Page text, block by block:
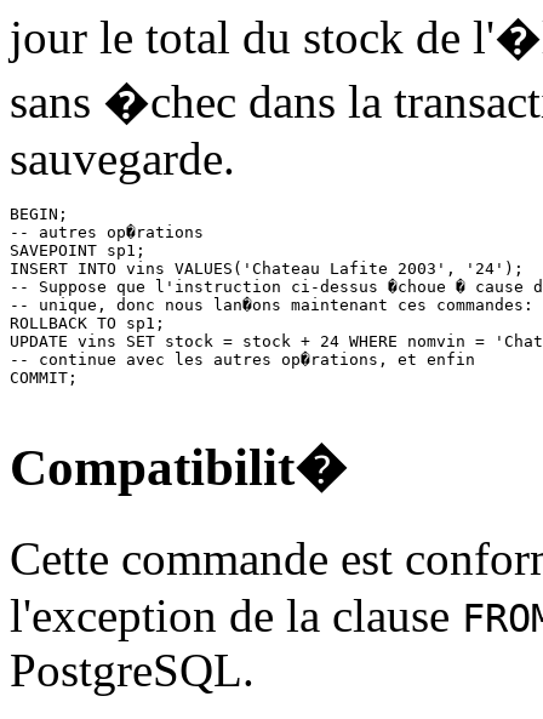
jour le total du stock de
sans �chec dans la
sauvegarde.
BEGIN;
-- autres op�rations
SAVEPOINT sp1;
INSERT INTO vins VALUES('Chateau Lafite 2003', '24');
-- Suppose que l'instruction ci-dessus �choue �
-- unique, donc nous lan�ons maintenant ces commandes:
ROLLBACK TO sp1;
UPDATE vins SET stock = stock + 24 WHERE nomvin =
-- continue avec les autres op�rations, et enfin
COMMIT;
Compatibilit�
Cette commande est
l'exception de la clause
PostgreSQL.